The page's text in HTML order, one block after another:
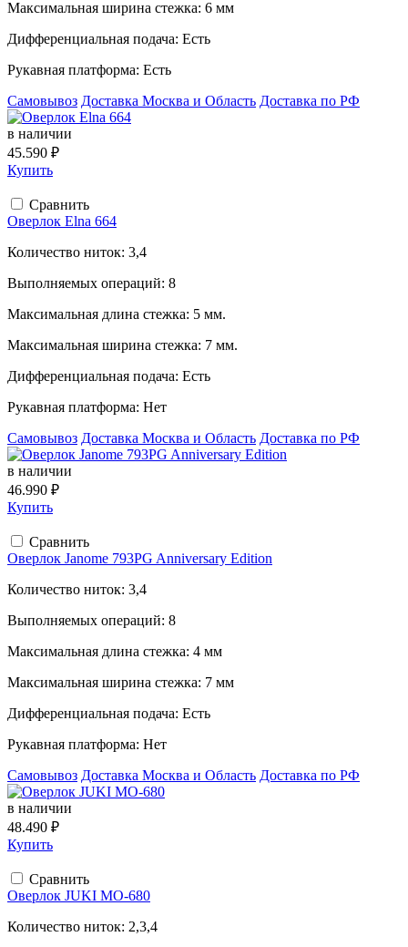
Максимальная ширина стежка: 6 мм
Дифференциальная подача: Есть
Рукавная платформа: Есть
Самовывоз Доставка Москва и Область Доставка по РФ
в наличии
45.590 ₽
Купить
Сравнить
Оверлок Elna 664
Количество ниток: 3,4
Выполняемых операций: 8
Максимальная длина стежка: 5 мм.
Максимальная ширина стежка: 7 мм.
Дифференциальная подача: Есть
Рукавная платформа: Нет
Самовывоз Доставка Москва и Область Доставка по РФ
в наличии
46.990 ₽
Купить
Сравнить
Оверлок Janome 793PG Anniversary Edition
Количество ниток: 3,4
Выполняемых операций: 8
Максимальная длина стежка: 4 мм
Максимальная ширина стежка: 7 мм
Дифференциальная подача: Есть
Рукавная платформа: Нет
Самовывоз Доставка Москва и Область Доставка по РФ
в наличии
48.490 ₽
Купить
Сравнить
Оверлок JUKI MO-680
Количество ниток: 2,3,4